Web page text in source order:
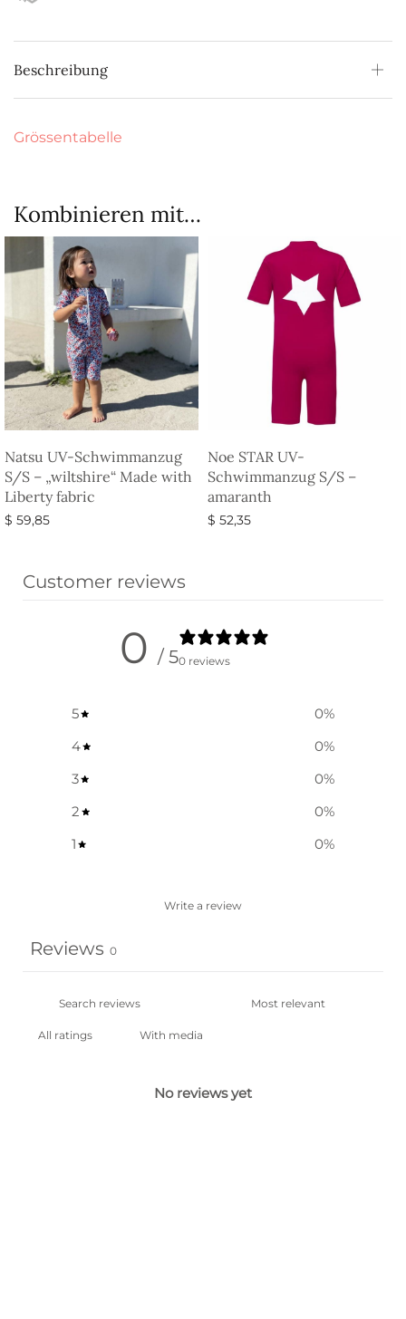
Beschreibung
Grössentabelle
Kombinieren mit…
Natsu UV-Schwimmanzug
S/S – „wiltshire“ Made with
Liberty fabric
$ 59,85
Noe STAR UV-
Schwimmanzug S/S –
amaranth
$ 52,35
Customer reviews
0 / 50 reviews
5 0%
4
0%
3
0%
2
0%
1
0%
Write a review
Reviews 0
With media
No reviews yet